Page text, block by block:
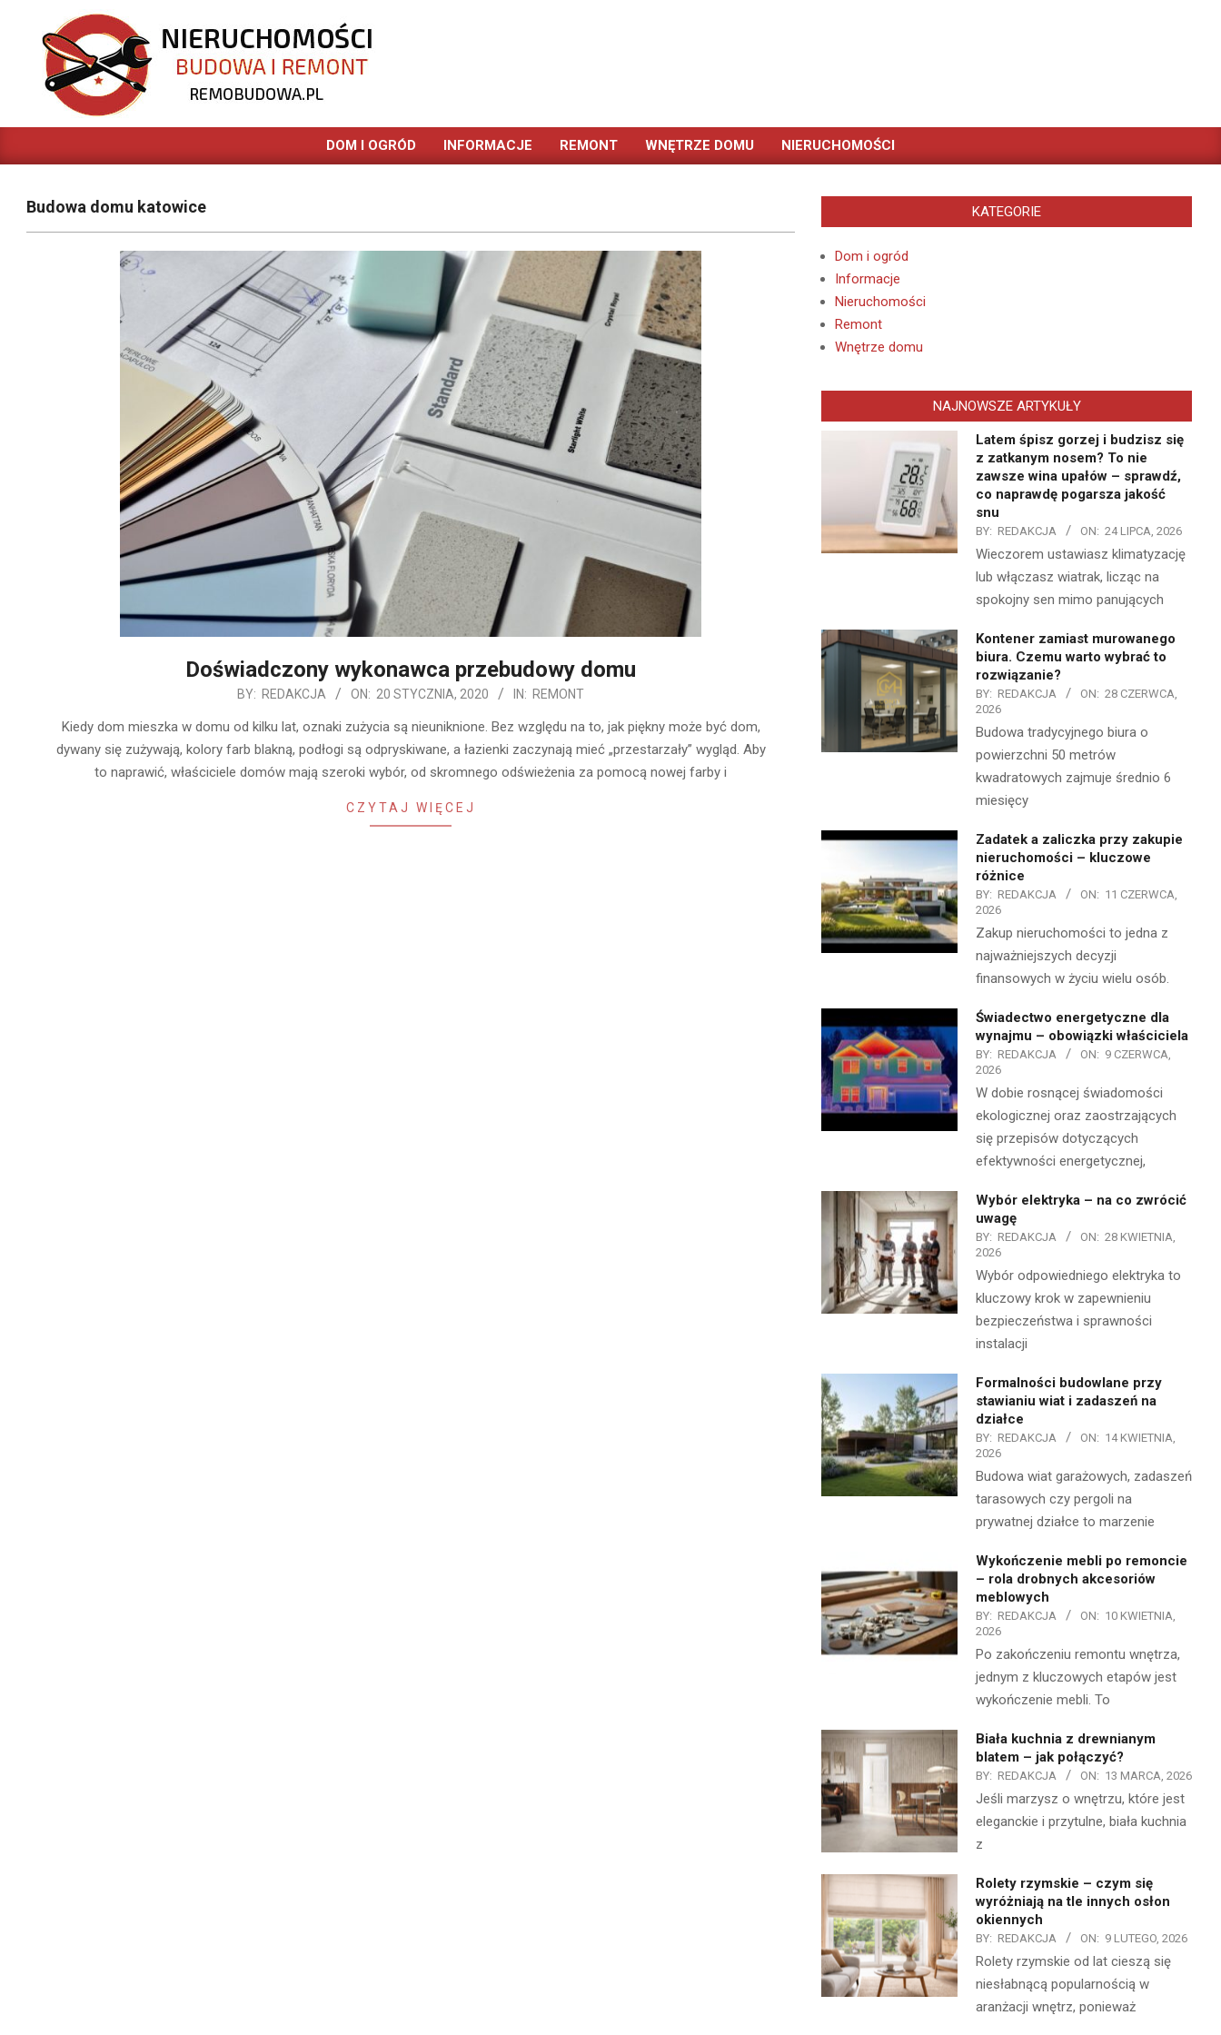
content
REMOBUDOWA.PL
Primary
DOM I OGRÓD INFORMACJE REMONT WNĘTRZE DOMU NIERUCHOMOŚCI
Budowa domu katowice
Doświadczony wykonawca przebudowy domu
BY: REDAKCJA ON: 20 STYCZNIA, 2020 IN: REMONT
Kiedy dom mieszka w domu od kilku lat, oznaki zużycia są nieuniknione. Bez względu na to, jak piękny może być dom,
dywany się zużywają, kolory farb blakną, podłogi są odpryskiwane, a łazienki zaczynają mieć „przestarzały” wygląd. Aby
to naprawić, właściciele domów mają szeroki wybór, od skromnego odświeżenia za pomocą nowej farby i
CZYTAJ WIĘCEJ
KATEGORIE
Dom i ogród
Informacje
Nieruchomości
Remont
Wnętrze domu
NAJNOWSZE ARTYKUŁY
Latem śpisz gorzej i budzisz się
z zatkanym nosem? To nie
zawsze wina upałów – sprawdź,
co naprawdę pogarsza jakość
snu
BY: REDAKCJA ON: 24 LIPCA, 2026
Wieczorem ustawiasz klimatyzację
lub włączasz wiatrak, licząc na
spokojny sen mimo panujących
Kontener zamiast murowanego
biura. Czemu warto wybrać to
rozwiązanie?
BY: REDAKCJA ON: 28 CZERWCA,
2026
Budowa tradycyjnego biura o
powierzchni 50 metrów
kwadratowych zajmuje średnio 6
miesięcy
Zadatek a zaliczka przy zakupie
nieruchomości – kluczowe
różnice
BY: REDAKCJA ON: 11 CZERWCA,
2026
Zakup nieruchomości to jedna z
najważniejszych decyzji
finansowych w życiu wielu osób.
Świadectwo energetyczne dla
wynajmu – obowiązki właściciela
BY: REDAKCJA ON: 9 CZERWCA,
2026
W dobie rosnącej świadomości
ekologicznej oraz zaostrzających
się przepisów dotyczących
efektywności energetycznej,
Wybór elektryka – na co zwrócić
uwagę
BY: REDAKCJA ON: 28 KWIETNIA,
2026
Wybór odpowiedniego elektryka to
kluczowy krok w zapewnieniu
bezpieczeństwa i sprawności
instalacji
Formalności budowlane przy
stawianiu wiat i zadaszeń na
działce
BY: REDAKCJA ON: 14 KWIETNIA,
2026
Budowa wiat garażowych, zadaszeń
tarasowych czy pergoli na
prywatnej działce to marzenie
Wykończenie mebli po remoncie
– rola drobnych akcesoriów
meblowych
BY: REDAKCJA ON: 10 KWIETNIA,
2026
Po zakończeniu remontu wnętrza,
jednym z kluczowych etapów jest
wykończenie mebli. To
Biała kuchnia z drewnianym
blatem – jak połączyć?
BY: REDAKCJA ON: 13 MARCA, 2026
Jeśli marzysz o wnętrzu, które jest
eleganckie i przytulne, biała kuchnia
z
Rolety rzymskie – czym się
wyróżniają na tle innych osłon
okiennych
BY: REDAKCJA ON: 9 LUTEGO, 2026
Rolety rzymskie od lat cieszą się
niesłabnącą popularnością w
aranżacji wnętrz, ponieważ